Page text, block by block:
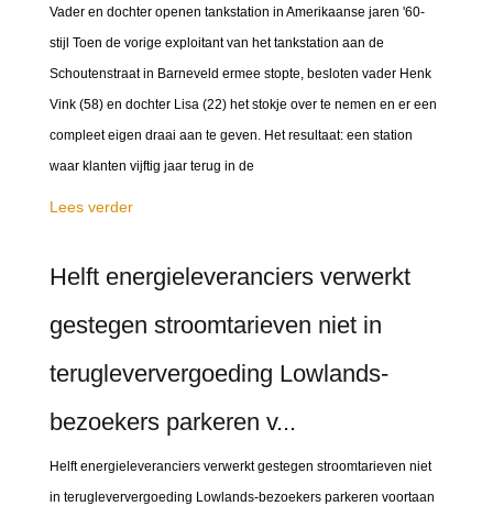
Vader en dochter openen tankstation in Amerikaanse jaren '60-
stijl Toen de vorige exploitant van het tankstation aan de
Schoutenstraat in Barneveld ermee stopte, besloten vader Henk
Vink (58) en dochter Lisa (22) het stokje over te nemen en er een
compleet eigen draai aan te geven. Het resultaat: een station
waar klanten vijftig jaar terug in de
Lees verder
Helft energieleveranciers verwerkt
gestegen stroomtarieven niet in
terugleververgoeding Lowlands-
bezoekers parkeren v...
Helft energieleveranciers verwerkt gestegen stroomtarieven niet
in terugleververgoeding Lowlands-bezoekers parkeren voortaan